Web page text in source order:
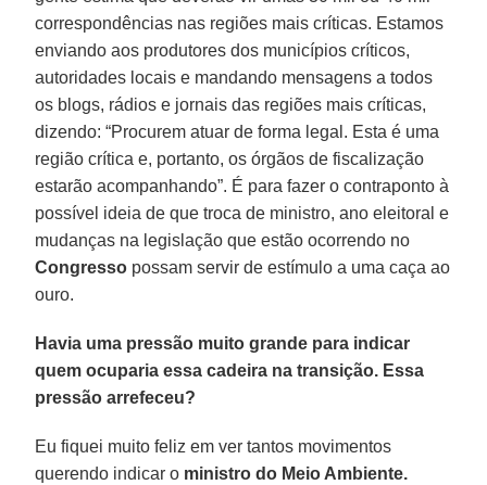
correspondências nas regiões mais críticas. Estamos
enviando aos produtores dos municípios críticos,
autoridades locais e mandando mensagens a todos
os blogs, rádios e jornais das regiões mais críticas,
dizendo: “Procurem atuar de forma legal. Esta é uma
região crítica e, portanto, os órgãos de fiscalização
estarão acompanhando”. É para fazer o contraponto à
possível ideia de que troca de ministro, ano eleitoral e
mudanças na legislação que estão ocorrendo no
Congresso possam servir de estímulo a uma caça ao
ouro.
Havia uma pressão muito grande para indicar
quem ocuparia essa cadeira na transição. Essa
pressão arrefeceu?
Eu fiquei muito feliz em ver tantos movimentos
querendo indicar o ministro do Meio Ambiente.